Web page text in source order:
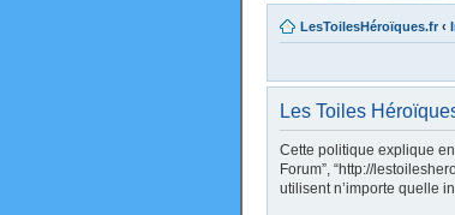
LesToilesHéroïques.fr ‹
Les Toiles
Cette politique explique en
Forum”, “http://
utilisent n’importe quelle